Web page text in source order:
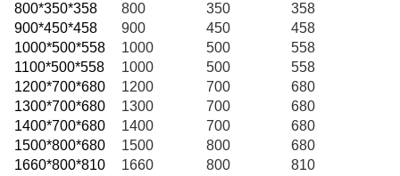
800*350*358
800 350
358
900*450*458
900 450
458
1000*500*558
1000 500
558
1100*500*558
1000 500
558
1200*700*680
1200 700
680
1300*700*680
1300 700
680
1400*700*680
1400 700
680
1500*800*680
1500 800
680
1660*800*810
1660 800
810